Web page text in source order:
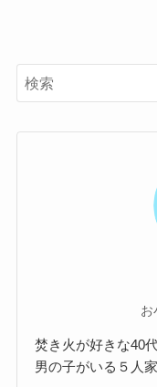
お
焚き火が好きな40
男の子がいる５人